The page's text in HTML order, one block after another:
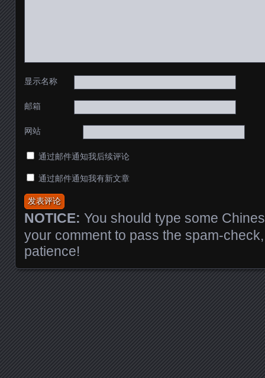
显示名称
邮箱
网站
通过邮件通知我后续评论
通过邮件通知我有新文章
NOTICE: You should type some
your comment to pass the spam-
patience!